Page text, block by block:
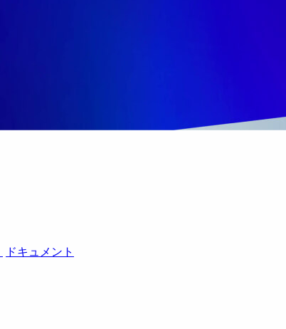
ドキュメント